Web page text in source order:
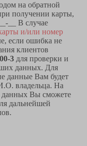
на обратной
получении карты,
__ В случае
и/или номер
если ошибка не
клиентов
3 для проверки и
данных. Для
данные Вам будет
владельца. На
данных Вы сможете
дальнейшей